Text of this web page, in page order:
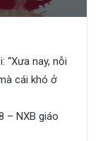
“Xưa nay, nỗi
cái khó ở
– NXB giáo